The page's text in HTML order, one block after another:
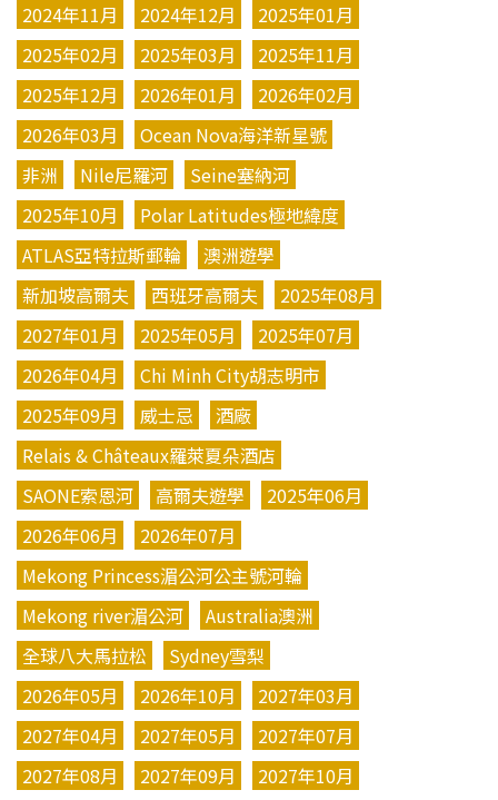
2024年11月 2024年12月
2025年01月
2025年02月
2025年03月
2025年11月
2025年12月
2026年01月
2026年02月
2026年03月
Ocean Nova海洋新星號
非洲
Nile尼羅河
Seine塞納河
2025年10月
Polar Latitudes極地緯度
ATLAS亞特拉斯郵輪
澳洲遊學
新加坡高爾夫
西班牙高爾夫
2025年08月
2027年01月
2025年05月
2025年07月
2026年04月
Chi Minh City胡志明市
2025年09月
威士忌
酒廠
Relais & Châteaux羅萊夏朵酒店
SAONE索恩河
高爾夫遊學
2025年06月
2026年06月
2026年07月
Mekong Princess湄公河公主號河輪
Mekong river湄公河
Australia澳洲
全球八大馬拉松
Sydney雪梨
2026年05月
2026年10月
2027年03月
2027年04月
2027年05月
2027年07月
2027年08月
2027年09月
2027年10月